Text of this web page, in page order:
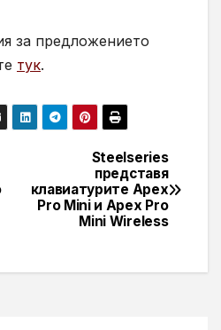
за предложението
тук.
Steelseries
представя
клавиатурите Apex
Pro Mini и Apex Pro
Mini Wireless